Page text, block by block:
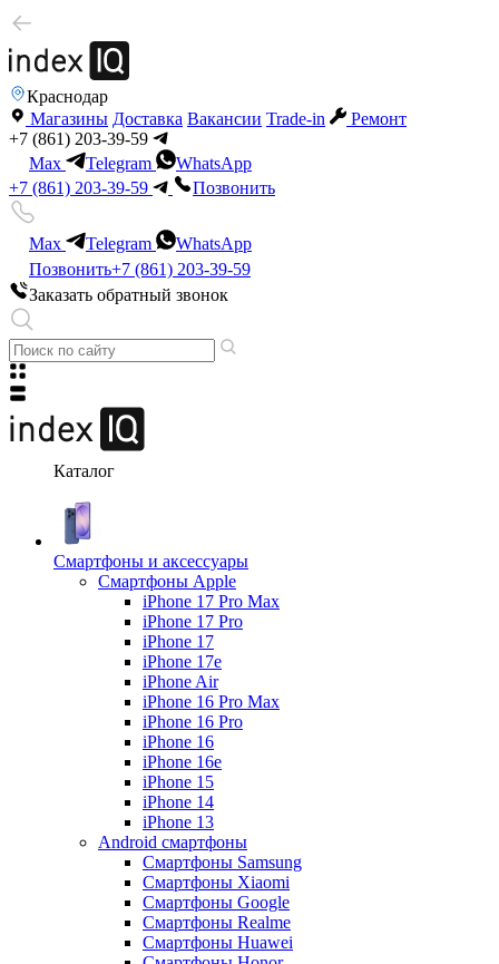
Краснодар
Магазины Доставка Вакансии Trade-in
Ремонт
+7 (861) 203-39-59
Max
Telegram
WhatsApp
+7 (861) 203-39-59
Позвонить
Max Telegram
WhatsApp
Позвонить+7 (861) 203-39-59
Заказать обратный звонок
Каталог
Смартфоны и аксессуары
Смартфоны Apple
iPhone 17 Pro Max
iPhone 17 Pro
iPhone 17
iPhone 17e
iPhone Air
iPhone 16 Pro Max
iPhone 16 Pro
iPhone 16
iPhone 16e
iPhone 15
iPhone 14
iPhone 13
Android cмартфоны
Смартфоны Samsung
Смартфоны Xiaomi
Смартфоны Google
Смартфоны Realme
Смартфоны Huawei